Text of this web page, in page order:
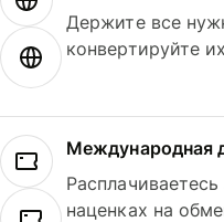
Держите все
конвертируйте
Международная
наценках на